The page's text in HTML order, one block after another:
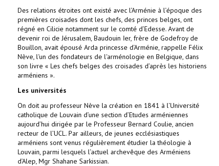
Des relations étroites ont existé avec l’Arménie à l’époque des
premières croisades dont les chefs, des princes belges, ont
régné en Cilicie notamment sur le comté d’Edesse. Avant de
devenir roi de Jérusalem, Baudouin Ier, frère de Godefroy de
Bouillon, avait épousé Arda princesse d’Arménie, rappelle Félix
Nève, l'un des fondateurs de l'arménologie en Belgique, dans
son livre « Les chefs belges des croisades d’après les historiens
arméniens ».
Les universités
On doit au professeur Nève la création en 1841 à l’Université
catholique de Louvain d’une section d’Etudes arméniennes
aujourd’hui dirigée par le Professeur Bernard Coulie, ancien
recteur de l’UCL. Par ailleurs, de jeunes ecclésiastiques
arméniens sont venus régulièrement étudier la théologie à
Louvain, parmi lesquels l’actuel archevêque des Arméniens
d’Alep, Mgr Shahane Sarkissian.